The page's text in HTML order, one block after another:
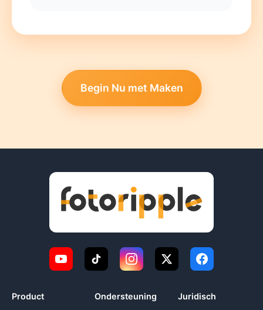
Begin Nu met Maken
Product Ondersteuning Juridisch